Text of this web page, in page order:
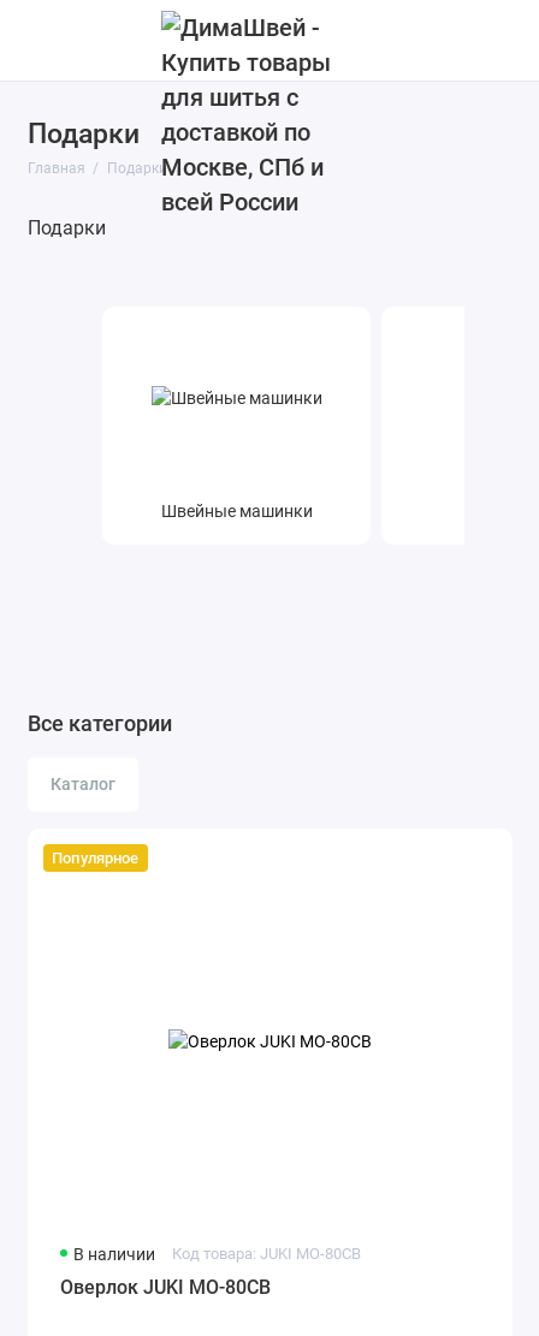
Подарки
Главная Подарки
Подарки
Швейные машинки
Все категории
Каталог
Популярное
В наличии Код товара: JUKI MO-80CB
Оверлок JUKI MO-80CB